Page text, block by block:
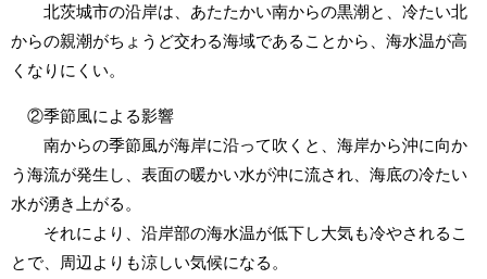
北茨城市の沿岸は、あたたかい南からの黒潮と、冷たい北
からの親潮がちょうど交わる海域であることから、海水温が高
くなりにくい。
②季節風による影響
南からの季節風が海岸に沿って吹くと、海岸から沖に向か
う海流が発生し、表面の暖かい水が沖に流され、海底の冷たい
水が湧き上がる。
それにより、沿岸部の海水温が低下し大気も冷やされるこ
とで、周辺よりも涼しい気候になる。